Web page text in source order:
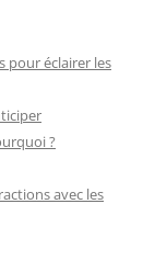
pour éclairer les
?
avec les